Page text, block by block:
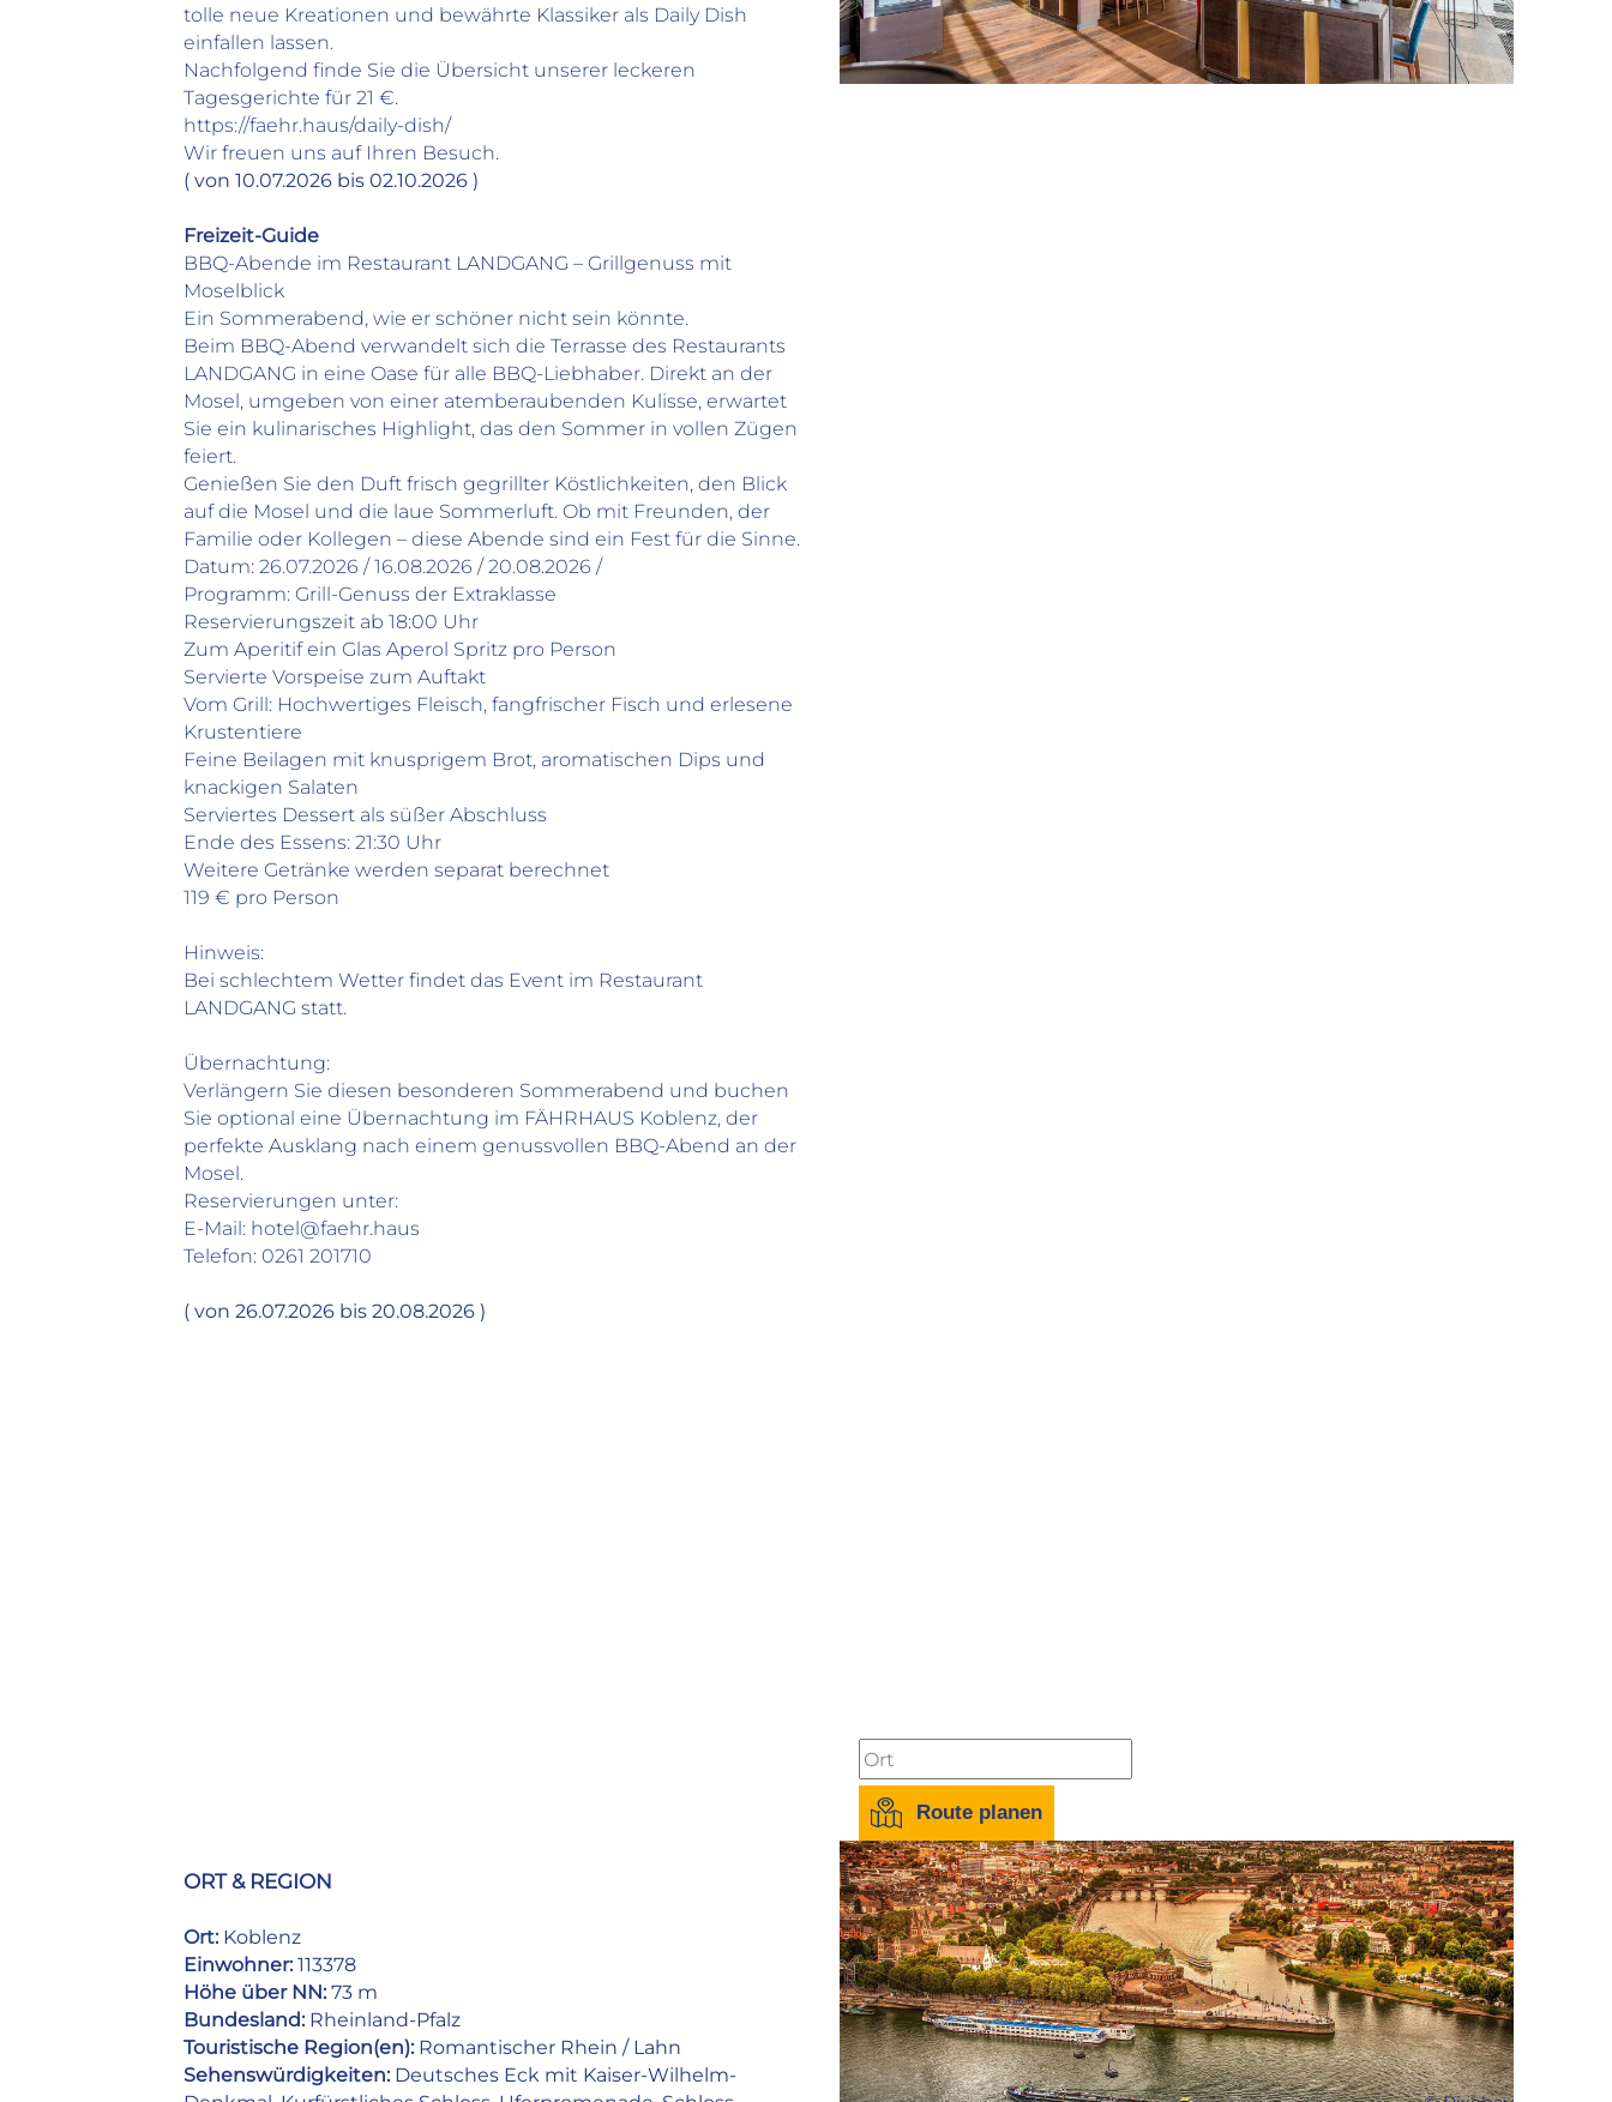
tolle neue Kreationen und bewährte Klassiker als Daily Dish
einfallen lassen.
Nachfolgend finde Sie die Übersicht unserer leckeren
Tagesgerichte für 21 €.
https://faehr.haus/daily-dish/
Wir freuen uns auf Ihren Besuch.
( von 10.07.2026 bis 02.10.2026 )
Freizeit-Guide
BBQ-Abende im Restaurant LANDGANG – Grillgenuss mit
Moselblick
Ein Sommerabend, wie er schöner nicht sein könnte.
Beim BBQ-Abend verwandelt sich die Terrasse des Restaurants
LANDGANG in eine Oase für alle BBQ-Liebhaber. Direkt an der
Mosel, umgeben von einer atemberaubenden Kulisse, erwartet
Sie ein kulinarisches Highlight, das den Sommer in vollen Zügen
feiert.
Genießen Sie den Duft frisch gegrillter Köstlichkeiten, den Blick
auf die Mosel und die laue Sommerluft. Ob mit Freunden, der
Familie oder Kollegen – diese Abende sind ein Fest für die Sinne.
Datum: 26.07.2026 / 16.08.2026 / 20.08.2026 /
Programm: Grill-Genuss der Extraklasse
Reservierungszeit ab 18:00 Uhr
Zum Aperitif ein Glas Aperol Spritz pro Person
Servierte Vorspeise zum Auftakt
Vom Grill: Hochwertiges Fleisch, fangfrischer Fisch und erlesene
Krustentiere
Feine Beilagen mit knusprigem Brot, aromatischen Dips und
knackigen Salaten
Serviertes Dessert als süßer Abschluss
Ende des Essens: 21:30 Uhr
Weitere Getränke werden separat berechnet
119 € pro Person
Hinweis:
Bei schlechtem Wetter findet das Event im Restaurant
LANDGANG statt.
Übernachtung:
Verlängern Sie diesen besonderen Sommerabend und buchen
Sie optional eine Übernachtung im FÄHRHAUS Koblenz, der
perfekte Ausklang nach einem genussvollen BBQ-Abend an der
Mosel.
Reservierungen unter:
E-Mail: hotel@faehr.haus
Telefon: 0261 201710
( von 26.07.2026 bis 20.08.2026 )
Route planen
ORT & REGION
Ort:Koblenz
Einwohner:113378
Höhe über NN:73 m
Bundesland:Rheinland-Pfalz
Touristische Region(en):Romantischer Rhein / Lahn
Sehenswürdigkeiten:Deutsches Eck mit Kaiser-Wilhelm-